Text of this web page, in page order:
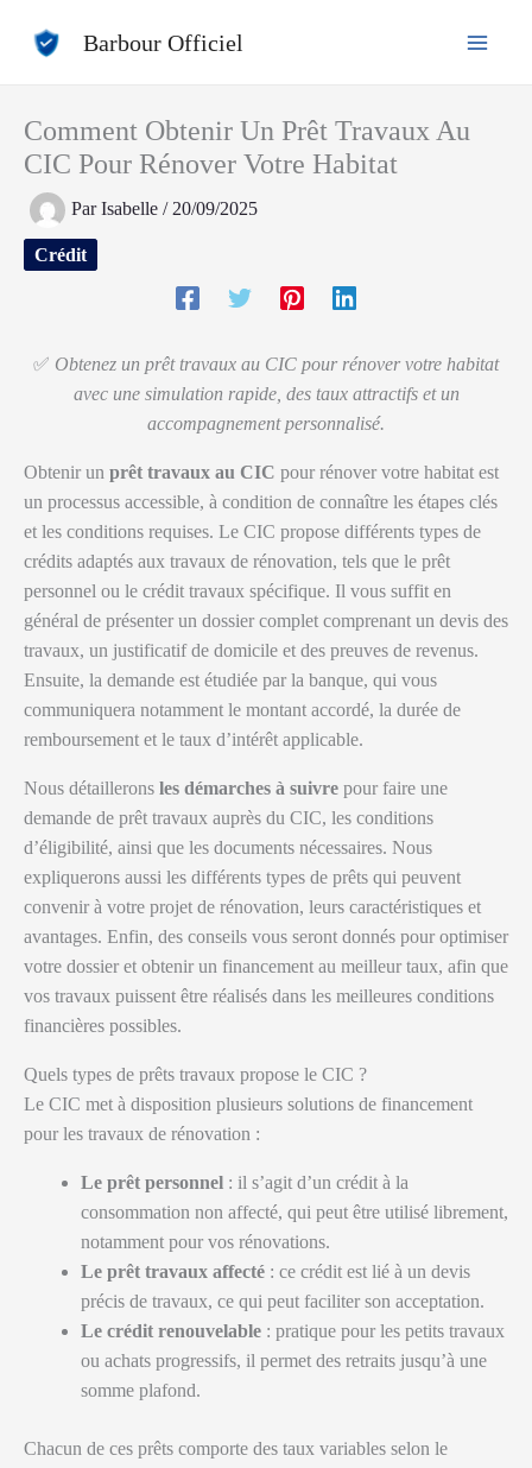
Barbour Officiel
Comment Obtenir Un Prêt Travaux Au
CIC Pour Rénover Votre Habitat
ParIsabelle / 20/09/2025
Crédit
✅ Obtenez un prêt travaux au CIC pour rénover votre habitat
avec une simulation rapide, des taux attractifs et un
accompagnement personnalisé.
Obtenir un prêt travaux au CIC pour rénover votre habitat est
un processus accessible, à condition de connaître les étapes clés
et les conditions requises. Le CIC propose différents types de
crédits adaptés aux travaux de rénovation, tels que le prêt
personnel ou le crédit travaux spécifique. Il vous suffit en
général de présenter un dossier complet comprenant un devis des
travaux, un justificatif de domicile et des preuves de revenus.
Ensuite, la demande est étudiée par la banque, qui vous
communiquera notamment le montant accordé, la durée de
remboursement et le taux d’intérêt applicable.
Nous détaillerons les démarches à suivre pour faire une
demande de prêt travaux auprès du CIC, les conditions
d’éligibilité, ainsi que les documents nécessaires. Nous
expliquerons aussi les différents types de prêts qui peuvent
convenir à votre projet de rénovation, leurs caractéristiques et
avantages. Enfin, des conseils vous seront donnés pour optimiser
votre dossier et obtenir un financement au meilleur taux, afin que
vos travaux puissent être réalisés dans les meilleures conditions
financières possibles.
Quels types de prêts travaux propose le CIC ?
Le CIC met à disposition plusieurs solutions de financement
pour les travaux de rénovation :
Le prêt personnel : il s’agit d’un crédit à la
consommation non affecté, qui peut être utilisé librement,
notamment pour vos rénovations.
Le prêt travaux affecté : ce crédit est lié à un devis
précis de travaux, ce qui peut faciliter son acceptation.
Le crédit renouvelable : pratique pour les petits travaux
ou achats progressifs, il permet des retraits jusqu’à une
somme plafond.
Chacun de ces prêts comporte des taux variables selon le